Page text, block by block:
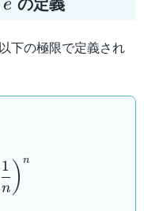
e
下の極限で定義され
\lim_{n \to \infty}
n
1 ) n